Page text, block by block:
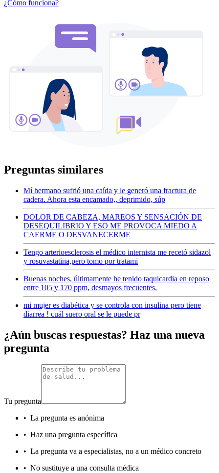
¿Cómo funciona?
Preguntas similares
Mí hermano sufrió una caída y le generó una fractura de
cadera. Ahora esta encamado,, deprimido, súp
DOLOR DE CABEZA, MAREOS Y SENSACIÓN DE
DESEQUILIBRIO Y ESO ME PROVOCA MIEDO A
CAERME O DESVANECERME
Tengo arterioesclerosis el médico internista me recetó sidazol
y rosuvastatina,pero tomo por tratami
Buenas noches, últimamente he tenido taquicardia en reposo
entre 105 y 170 ppm, desmayos frecuentes,
mi mujer es diabética y se controla con insulina pero tiene
diarrea ! cuál suero oral se le puede pr
¿Aún buscas respuestas? Haz una nueva
pregunta
Tu pregunta
• La pregunta es anónima
• Haz una pregunta específica
• La pregunta va a especialistas, no a un médico concreto
• No sustituye a una consulta médica